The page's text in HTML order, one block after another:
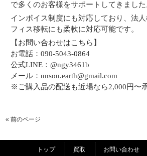
で多くのお客様をサポートしてきました
インボイス制度にも対応しており、法
フィス移転にも柔軟に対応可能です。
【お問い合わせはこちら】
お電話：090-5043-0864
公式LINE：@ngy3461b
メール：unsou.earth@gmail.com
※ご購入品の配送も近場なら2,000円〜
« 前のページ
トップ 買取 お問い合わせ